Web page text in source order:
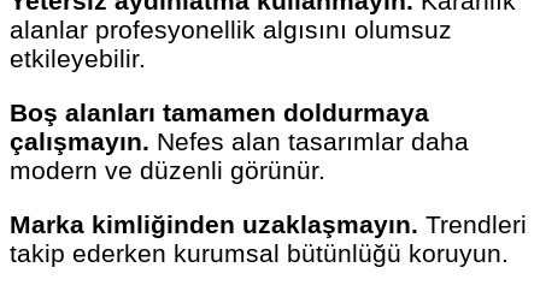
alanlar profesyonellik algısını olumsuz
etkileyebilir.
Boş alanları tamamen doldurmaya
çalışmayın. Nefes alan tasarımlar daha
modern ve düzenli görünür.
Marka kimliğinden uzaklaşmayın. Trendleri
takip ederken kurumsal bütünlüğü koruyun.